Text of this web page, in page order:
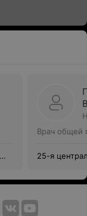
Врач общей
25-я